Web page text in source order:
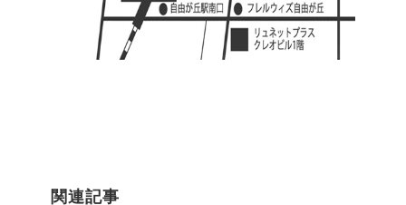
関連記事